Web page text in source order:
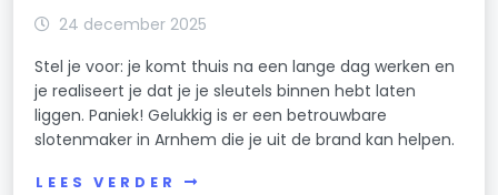
24 december 2025
Stel je voor: je komt thuis na een lange dag werken en
je realiseert je dat je je sleutels binnen hebt laten
liggen. Paniek! Gelukkig is er een betrouwbare
slotenmaker in Arnhem die je uit de brand kan helpen.
LEES VERDER